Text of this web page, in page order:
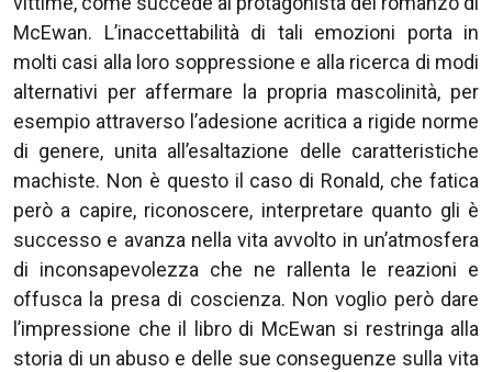
McEwan. L’inaccettabilità di tali emozioni porta in
molti casi alla loro soppressione e alla ricerca di modi
alternativi per affermare la propria mascolinità, per
esempio attraverso l’adesione acritica a rigide norme
di genere, unita all’esaltazione delle caratteristiche
machiste. Non è questo il caso di Ronald, che fatica
però a capire, riconoscere, interpretare quanto gli è
successo e avanza nella vita avvolto in un’atmosfera
di inconsapevolezza che ne rallenta le reazioni e
offusca la presa di coscienza. Non voglio però dare
l’impressione che il libro di McEwan si restringa alla
storia di un abuso e delle sue conseguenze sulla vita